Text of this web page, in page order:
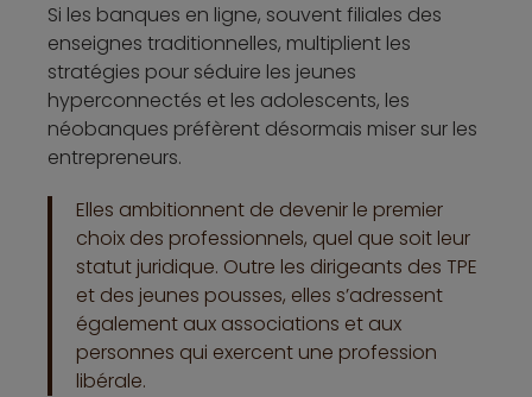
Si les banques en ligne, souvent filiales des
enseignes traditionnelles, multiplient les
stratégies pour séduire les jeunes
hyperconnectés et les adolescents, les
néobanques préfèrent désormais miser sur les
entrepreneurs.
Elles ambitionnent de devenir le premier
choix des professionnels, quel que soit leur
statut juridique. Outre les dirigeants des TPE
et des jeunes pousses, elles s’adressent
également aux associations et aux
personnes qui exercent une profession
libérale.